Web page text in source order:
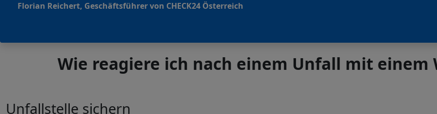
Florian Reichert, Geschäftsführer von CHECK24 Österreich
Wie reagiere ich nach einem Unfall mit einem
Unfallstelle sichern